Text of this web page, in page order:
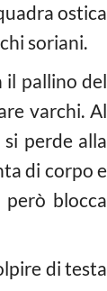
ostica
soriani.
il pallino del
varchi. Al
perde alla
di corpo e
blocca
di testa